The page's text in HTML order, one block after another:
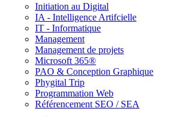
Initiation au Digital
IA - Intelligence Artifcielle
IT - Informatique
Management
Management de projets
Microsoft 365®
PAO & Conception Graphique
Phygital Trip
Programmation Web
Référencement SEO / SEA